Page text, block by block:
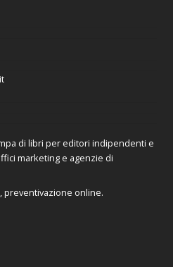
di libri per editori indipendenti e
marketing e agenzie di
preventivazione online.